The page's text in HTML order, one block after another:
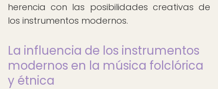
herencia con las posibilidades creativas de
los instrumentos modernos.
La influencia de los instrumentos
modernos en la música folclórica
y étnica